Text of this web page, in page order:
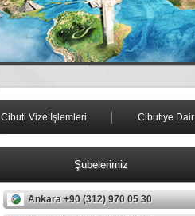
Cibuti Vize İşlemleri Cibutiye Dair
Şubelerimiz
Ankara +90 (312) 970 05 30